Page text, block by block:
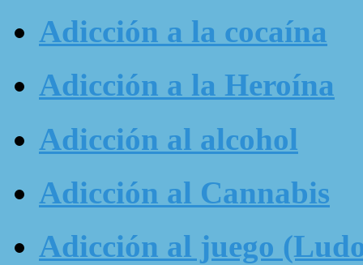
Adicción a la cocaína
Adicción a la Heroína
Adicción al alcohol
Adicción al Cannabis
Adicción al juego